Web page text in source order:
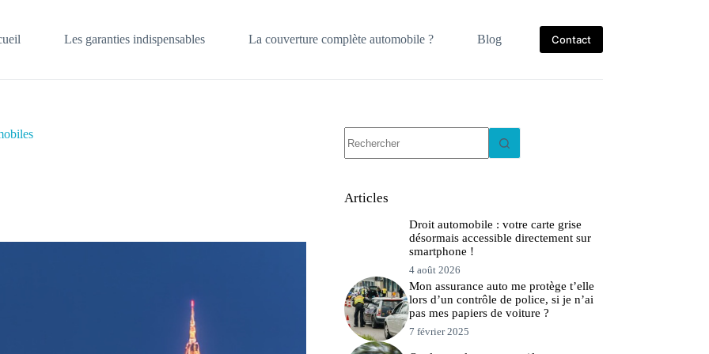
Les garanties indispensables La couverture complète automobile ? Blog Contact
résultat
Articles
Droit automobile : votre carte grise
désormais accessible directement sur
smartphone !
4 août 2026
Mon assurance auto me protège t’elle
lors d’un contrôle de police, si je n’ai
pas mes papiers de voiture ?
7 février 2025